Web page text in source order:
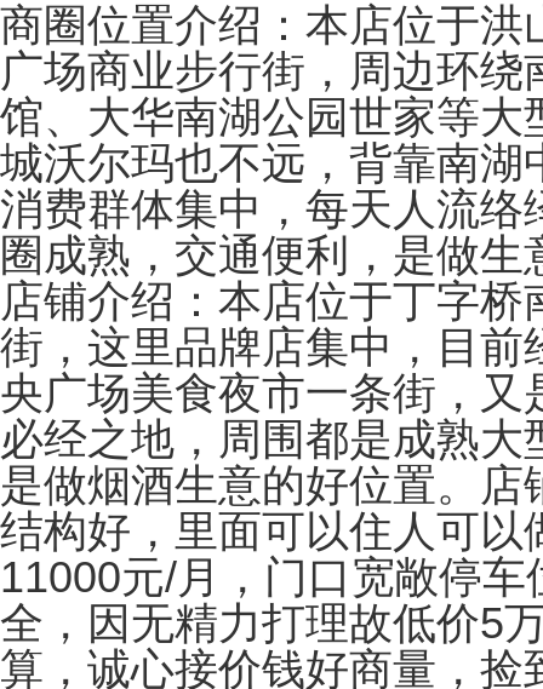
商圈位置介绍：本店位于
广场商业步行街，周边环
馆、大华南湖公园世家等
城沃尔玛也不远，背靠南
消费群体集中，每天人流
圈成熟，交通便利，是做生
店铺介绍：本店位于丁字
街，这里品牌店集中，目
央广场美食夜市一条街，
必经之地，周围都是成熟
是做烟酒生意的好位置。
结构好，里面可以住人可以
11000元/月，门口宽敞停
全，因无精力打理故低价5
算，诚心接价钱好商量，